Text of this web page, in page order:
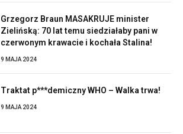
Grzegorz Braun MASAKRUJE minister
Zielińską: 70 lat temu siedziałaby pani w
czerwonym krawacie i kochała Stalina!
9 MAJA 2024
Traktat p***demiczny WHO – Walka trwa!
9 MAJA 2024